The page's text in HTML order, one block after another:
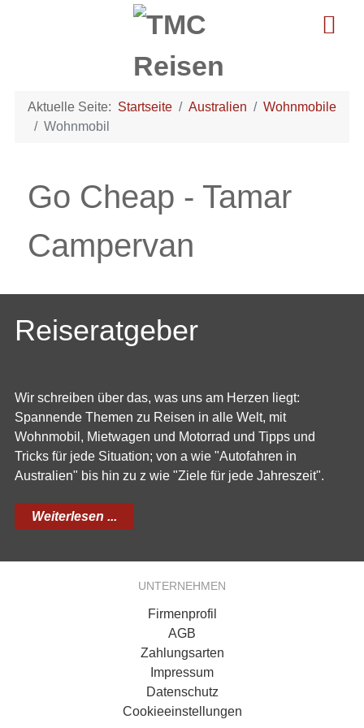
Aktuelle Seite: Startseite Australien
Wohnmobile
Wohnmobil
Go Cheap - Tamar
Campervan
Reiseratgeber
Wir schreiben über das, was uns am Herzen liegt:
Spannende Themen zu Reisen in alle Welt, mit
Wohnmobil, Mietwagen und Motorrad und Tipps und
Tricks für jede Situation; von a wie "Autofahren in
Australien" bis hin zu z wie "Ziele für jede Jahreszeit".
Weiterlesen ...
UNTERNEHMEN
Firmenprofil
AGB
Zahlungsarten
Impressum
Datenschutz
Cookieeinstellungen